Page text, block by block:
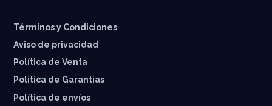
Términos y Condiciones
Aviso de privacidad
Política de Venta
Política de Garantías
⁠Política de envíos